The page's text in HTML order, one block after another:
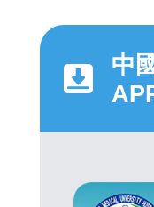
中